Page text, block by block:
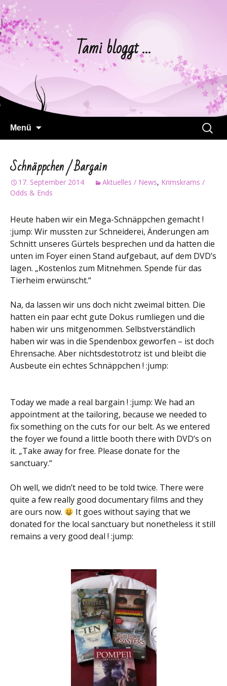
Tami bloggt …
Menü
Suchen
nach:
Schnäppchen / Bargain
17. September 2014 Aktuelles / News, Krimskrams /
Odds & Ends
Heute haben wir ein Mega-Schnäppchen gemacht !
:jump: Wir mussten zur Schneiderei, Änderungen am
Schnitt unseres Gürtels besprechen und da hatten die
unten im Foyer einen Stand aufgebaut, auf dem DVD’s
lagen. „Kostenlos zum Mitnehmen. Spende für das
Tierheim erwünscht.“
Na, da lassen wir uns doch nicht zweimal bitten. Die
hatten ein paar echt gute Dokus rumliegen und die
haben wir uns mitgenommen. Selbstverständlich
haben wir was in die Spendenbox geworfen – ist doch
Ehrensache. Aber nichtsdestotrotz ist und bleibt die
Ausbeute ein echtes Schnäppchen ! :jump:
Today we made a real bargain ! :jump: We had an
appointment at the tailoring, because we needed to
fix something on the cuts for our belt. As we entered
the foyer we found a little booth there with DVD’s on
it. „Take away for free. Please donate for the
sanctuary.“
Oh well, we didn’t need to be told twice. There were
quite a few really good documentary films and they
are ours now.
It goes without saying that we
donated for the local sanctuary but nonetheless it still
remains a very good deal ! :jump: